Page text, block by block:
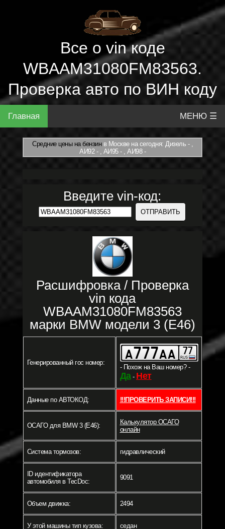
Все о vin коде
WBAAM31080FM83563.
Проверка авто по ВИН коду
Главная МЕНЮ ☰
Средние цены на бензинв Москве на сегодня: Дизель - ,
АИ92 - , АИ95 - , АИ98 -
Введите vin-код:
Расшифровка / Проверка
vin кода
WBAAM31080FM83563
марки BMW модели 3 (E46)
Генерированный гос номер:
- Похож на Ваш номер? -
Да- Нет
Данные по АВТОКОД: !!!ПРОВЕРИТЬ ЗАПИСИ!!!
ОСАГО для BMW 3 (E46):
Калькулятор ОСАГО
онлайн
Система тормозов: гидравлический
ID идентификатора
автомобиля в TecDoc:
9091
Объем движка: 2494
У этой машины тип кузова: седан